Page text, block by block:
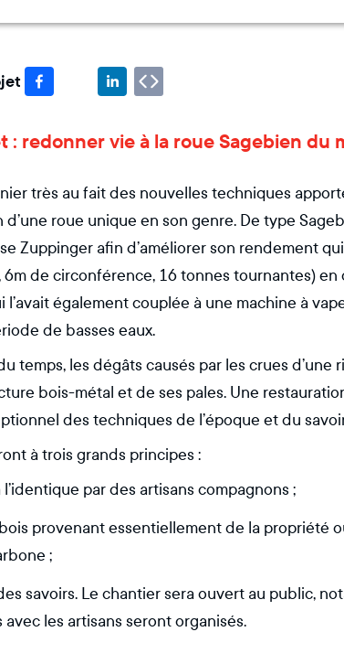
: redonner vie à la roue Sagebien du
très au fait des nouvelles techniques
roue unique en son genre. De type
Zuppinger afin d’améliorer son rendement
6m de circonférence, 16 tonnes tournantes)
l’avait également couplée à une machine à
de basses eaux.
temps, les dégâts causés par les crues
bois-métal et de ses pales. Une
des techniques de l’époque et du
à trois grands principes :
par des artisans compagnons ;
provenant essentiellement de la propriété
;
savoirs. Le chantier sera ouvert au public,
les artisans seront organisés.